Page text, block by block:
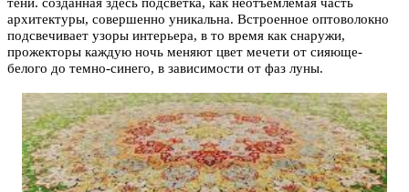
тени. созданная здесь подсветка, как неотъемлемая часть
архитектуры, совершенно уникальна. Встроенное оптоволокно
подсвечивает узоры интерьера, в то время как снаружи,
прожекторы каждую ночь меняют цвет мечети от сияюще-
белого до темно-синего, в зависимости от фаз луны.